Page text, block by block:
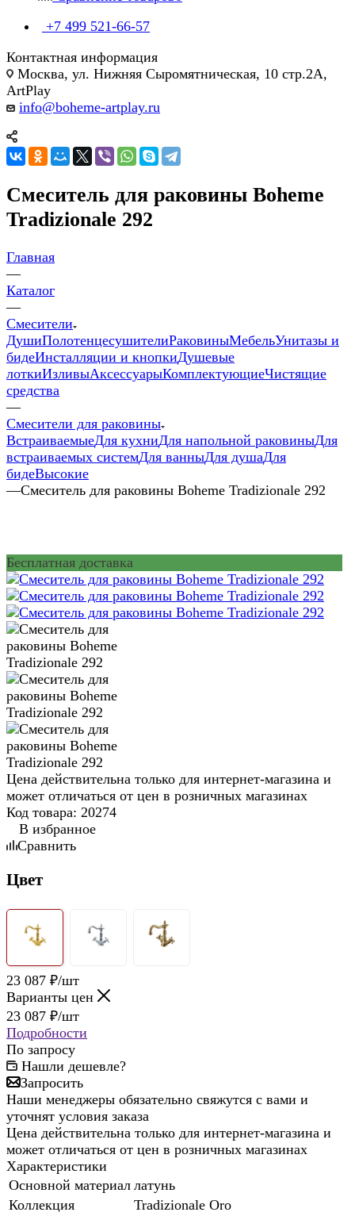
+7 499 521-66-57
Контактная информация
Москва, ул. Нижняя Сыромятническая, 10 стр.2А,
ArtPlay
info@boheme-artplay.ru
Смеситель для раковины Boheme
Tradizionale 292
Главная
—
Каталог
—
Смесители
ДушиПолотенцесушителиРаковиныМебельУнитазы и
бидеИнсталляции и кнопкиДушевые
лоткиИзливыАксессуарыКомплектующиеЧистящие
средства
—
Смесители для раковины
ВстраиваемыеДля кухниДля напольной раковиныДля
встраиваемых системДля ванныДля душаДля
бидеВысокие
—Смеситель для раковины Boheme Tradizionale 292
Бесплатная доставка
Цена действительна только для интернет-магазина и
может отличаться от цен в розничных магазинах
Код товара: 20274
В избранное
Сравнить
Цвет
23 087 ₽/шт
Варианты цен
23 087 ₽/шт
Подробности
По запросу
Нашли дешевле?
Запросить
Наши менеджеры обязательно свяжутся с вами и
уточнят условия заказа
Цена действительна только для интернет-магазина и
может отличаться от цен в розничных магазинах
Характеристики
Основной материал латунь
Коллекция
Tradizionale Oro